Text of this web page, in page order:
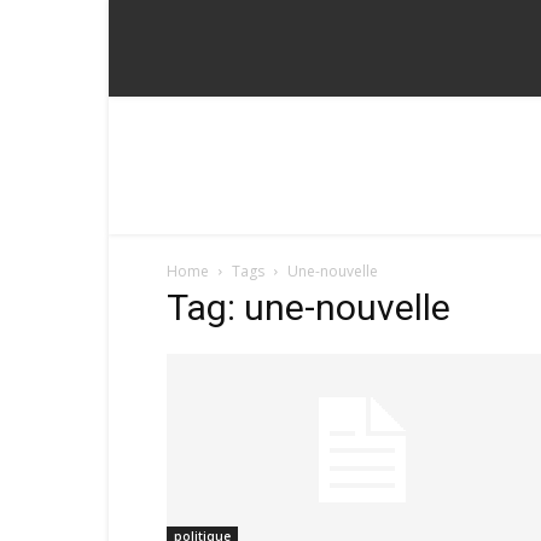
Home Tags Une-nouvelle
Tag: une-nouvelle
politique